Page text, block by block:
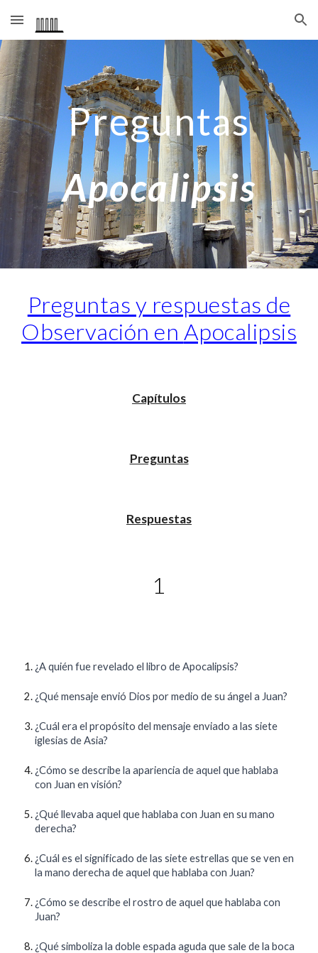
Skip to main content Skip to navigation
Preguntas
Apocalipsis
Preguntas y respuestas de
Observación en Apocalipsis
Capítulos
Preguntas
Respuestas
1
¿A quién fue revelado el libro de Apocalipsis?
¿Qué mensaje envió Dios por medio de su ángel a Juan?
¿Cuál era el propósito del mensaje enviado a las siete
iglesias de Asia?
¿Cómo se describe la apariencia de aquel que hablaba
con Juan en visión?
¿Qué llevaba aquel que hablaba con Juan en su mano
derecha?
¿Cuál es el significado de las siete estrellas que se ven en
la mano derecha de aquel que hablaba con Juan?
¿Cómo se describe el rostro de aquel que hablaba con
Juan?
¿Qué simboliza la doble espada aguda que sale de la boca